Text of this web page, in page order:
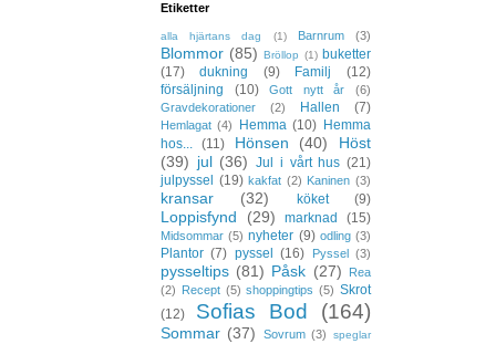
Etiketter
alla hjärtans dag (1) Barnrum (3)
Blommor (85) Bröllop (1) buketter
(17)
dukning (9) Familj
(12)
försäljning
(10) Gott nytt år
(6)
Gravdekorationer
(2) Hallen (7)
Hemlagat (4) Hemma (10) Hemma
hos...
(11) Hönsen (40)
Höst
(39) jul (36) Jul i vårt hus (21)
julpyssel
(19) kakfat (2) Kaninen (3)
kransar (32) köket (9)
Loppisfynd (29) marknad (15)
Midsommar (5) nyheter (9) odling (3)
Plantor (7) pyssel (16) Pyssel (3)
pysseltips (81) Påsk (27)
Rea
(2) Recept (5) shoppingtips (5) Skrot
(12)
Sofias Bod (164)
Sommar (37) Sovrum (3)
speglar